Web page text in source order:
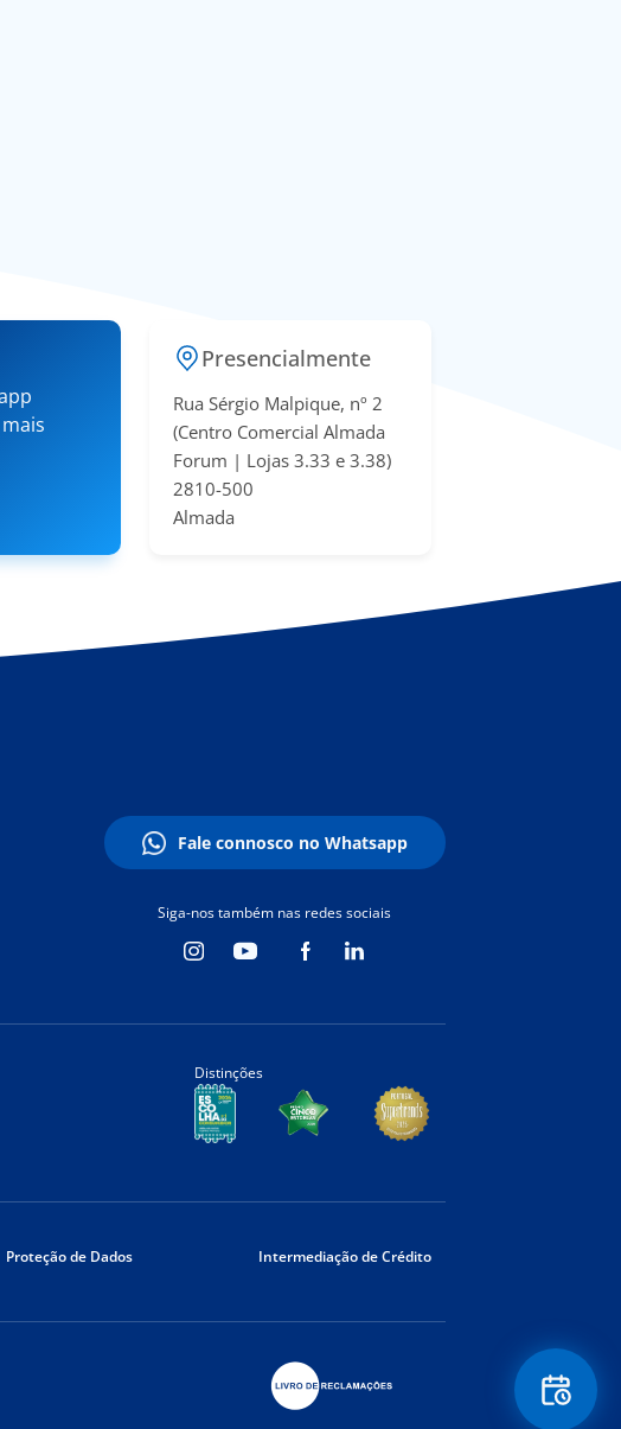
Presencialmente
Rua Sérgio Malpique, nº 2
(Centro Comercial Almada
Forum | Lojas 3.33 e 3.38​)
2810-500
Almada
Fale connosco no Whatsapp
Siga-nos também nas redes sociais
Distinções
Proteção de Dados Intermediação de Crédito
Floating
Contact
Button